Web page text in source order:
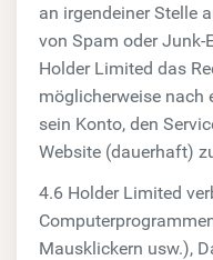
an irgendeiner Stelle
von Spam oder Junk-
Holder Limited das
möglicherweise nach
sein Konto, den
Website (dauerhaft)
4.6 Holder Limited
Mausklickern usw.),